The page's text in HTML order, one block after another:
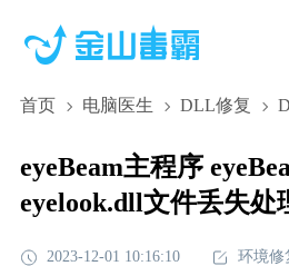
首页 电脑医生 DLL修复
eyeBeam主程序
eyelook.dll文件丢失处
2023-12-01 10:16:10 环境修